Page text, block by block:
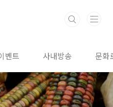
벤트 사내방송 문화